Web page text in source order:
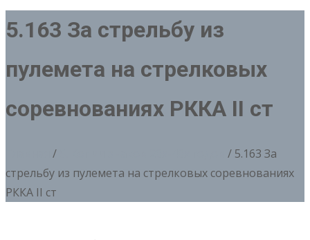
5.163 За стрельбу из
пулемета на стрелковых
соревнованиях РККА II ст
/
/ 5.163 За
стрельбу из пулемета на стрелковых соревнованиях
РККА II ст